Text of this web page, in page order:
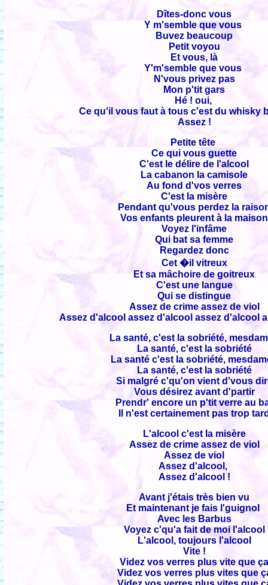
Dîtes-donc vous
Y m'semble que vous
Buvez beaucoup
Petit voyou
Et vous, là
Y'm'semble que vous
N'vous privez pas
Mon p'tit gars
Hé ! oui,
Ce qu'il vous faut à tous c'est du whisky
Assez !
Petite tête
Ce qui vous guette
C'est le délire de l'alcool
La cabanon la camisole
Au fond d'vos verres
C'est la misère
Pendant qu'vous perdez la
Vos enfants pleurent à la maison
Voyez l'infâme
Qui bat sa femme
Regardez donc
Cet �il vitreux
Et sa mâchoire de goitreux
C'est une langue
Qui se distingue
Assez de crime assez de viol
Assez d'alcool assez d'alcool assez d'alcool
La santé, c'est la sobriété,
La santé, c'est la sobriété
La santé c'est la sobriété,
La santé, c'est la sobriété
Si malgré c'qu'on vient d'vous
Vous désirez avant d'partir
Prendr' encore un p'tit verre au
Il n'est certainement pas trop
L'alcool c'est la misère
Assez de crime assez de viol
Assez de viol
Assez d'alcool,
Assez d'alcool !
Avant j'étais très bien vu
Et maintenant je fais l'guignol
Avec les Barbus
Voyez c'qu'a fait de moi l'alcool
L'alcool, toujours l'alcool
Vite !
Videz vos verres plus vite que
Videz vos verres plus vites que